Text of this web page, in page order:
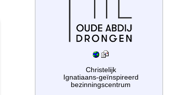
Christelijk
Ignatiaans-geïnspireerd
bezinningscentrum